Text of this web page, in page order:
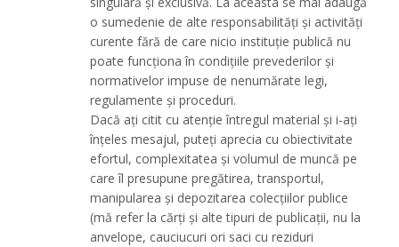
o sumedenie de alte responsabilități și activități
curente fără de care nicio instituție publică nu
poate funcționa în condițiile prevederilor și
normativelor impuse de nenumărate legi,
regulamente și proceduri.
Dacă ați citit cu atenție întregul material și i-ați
înțeles mesajul, puteți aprecia cu obiectivitate
efortul, complexitatea și volumul de muncă pe
care îl presupune pregătirea, transportul,
manipularea și depozitarea colecțiilor publice
(mă refer la cărți și alte tipuri de publicații, nu la
anvelope, cauciucuri ori saci cu reziduri